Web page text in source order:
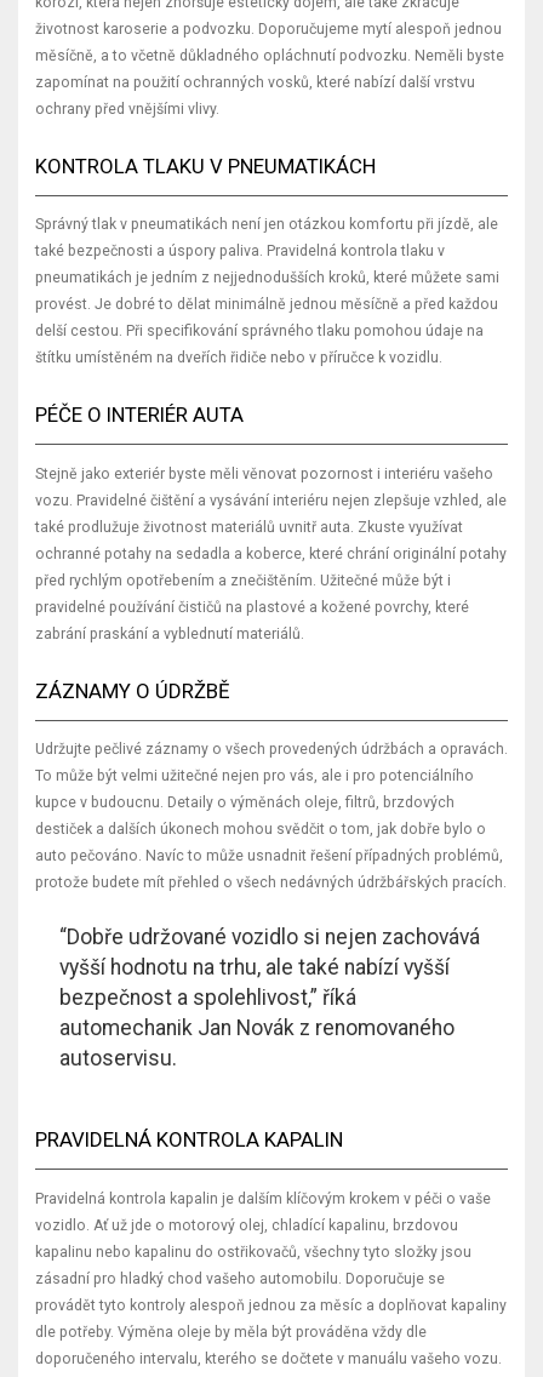
životnost karoserie a podvozku. Doporučujeme mytí alespoň jednou
měsíčně, a to včetně důkladného opláchnutí podvozku. Neměli byste
zapomínat na použití ochranných vosků, které nabízí další vrstvu
ochrany před vnějšími vlivy.
KONTROLA TLAKU V PNEUMATIKÁCH
Správný tlak v pneumatikách není jen otázkou komfortu při jízdě, ale
také bezpečnosti a úspory paliva. Pravidelná kontrola tlaku v
pneumatikách je jedním z nejjednodušších kroků, které můžete sami
provést. Je dobré to dělat minimálně jednou měsíčně a před každou
delší cestou. Při specifikování správného tlaku pomohou údaje na
štítku umístěném na dveřích řidiče nebo v příručce k vozidlu.
PÉČE O INTERIÉR AUTA
Stejně jako exteriér byste měli věnovat pozornost i interiéru vašeho
vozu. Pravidelné čištění a vysávání interiéru nejen zlepšuje vzhled, ale
také prodlužuje životnost materiálů uvnitř auta. Zkuste využívat
ochranné potahy na sedadla a koberce, které chrání originální potahy
před rychlým opotřebením a znečištěním. Užitečné může být i
pravidelné používání čističů na plastové a kožené povrchy, které
zabrání praskání a vyblednutí materiálů.
ZÁZNAMY O ÚDRŽBĚ
Udržujte pečlivé záznamy o všech provedených údržbách a opravách.
To může být velmi užitečné nejen pro vás, ale i pro potenciálního
kupce v budoucnu. Detaily o výměnách oleje, filtrů, brzdových
destiček a dalších úkonech mohou svědčit o tom, jak dobře bylo o
auto pečováno. Navíc to může usnadnit řešení případných problémů,
protože budete mít přehled o všech nedávných údržbářských pracích.
“Dobře udržované vozidlo si nejen zachovává
vyšší hodnotu na trhu, ale také nabízí vyšší
bezpečnost a spolehlivost,” říká
automechanik Jan Novák z renomovaného
autoservisu.
PRAVIDELNÁ KONTROLA KAPALIN
Pravidelná kontrola kapalin je dalším klíčovým krokem v péči o vaše
vozidlo. Ať už jde o motorový olej, chladící kapalinu, brzdovou
kapalinu nebo kapalinu do ostřikovačů, všechny tyto složky jsou
zásadní pro hladký chod vašeho automobilu. Doporučuje se
provádět tyto kontroly alespoň jednou za měsíc a doplňovat kapaliny
dle potřeby. Výměna oleje by měla být prováděna vždy dle
doporučeného intervalu, kterého se dočtete v manuálu vašeho vozu.